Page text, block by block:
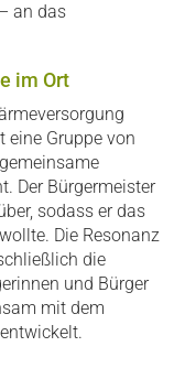
an das
im Ort
Gruppe von
Der Bürgermeister
sodass er das
Die Resonanz
die
und Bürger
mit dem